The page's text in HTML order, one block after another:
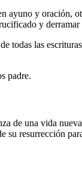
ayuno y oración,
y
todas las
padre.
de una vida
resurrección